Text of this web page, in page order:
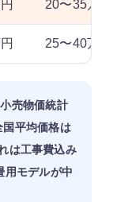
20〜35万円
25〜40万円
売物価統計
平均価格は
は工事費込み
用モデルが中